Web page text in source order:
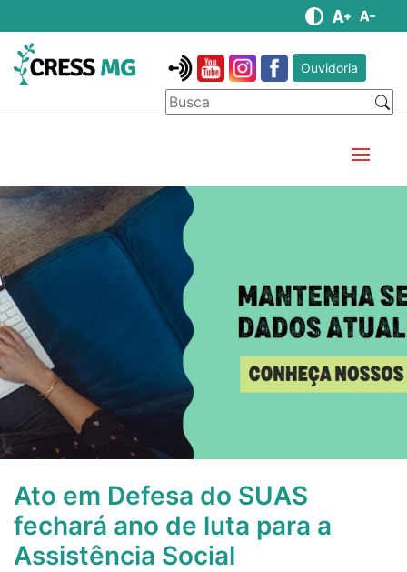
Ouvidoria
Ato em Defesa do SUAS
fechará ano de luta para a
Assistência Social